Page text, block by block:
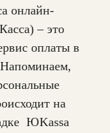
онлайн-
– это
оплаты в
Напоминаем,
на
ЮKassa